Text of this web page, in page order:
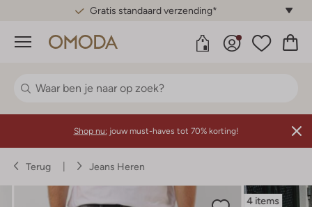
Gratis standaard verzending*
Menu
Shop nu: jouw must-haves tot 70% korting!
Terug Jeans Heren
4 items